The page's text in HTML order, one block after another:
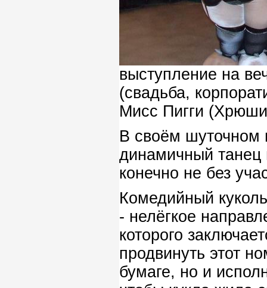
выступление на
(свадьба,
Мисс Пигги
В своём шуточном
динамичный танец
конечно не без
Комедийный
- нелёгкое
которого
продвинуть этот
бумаге, но и